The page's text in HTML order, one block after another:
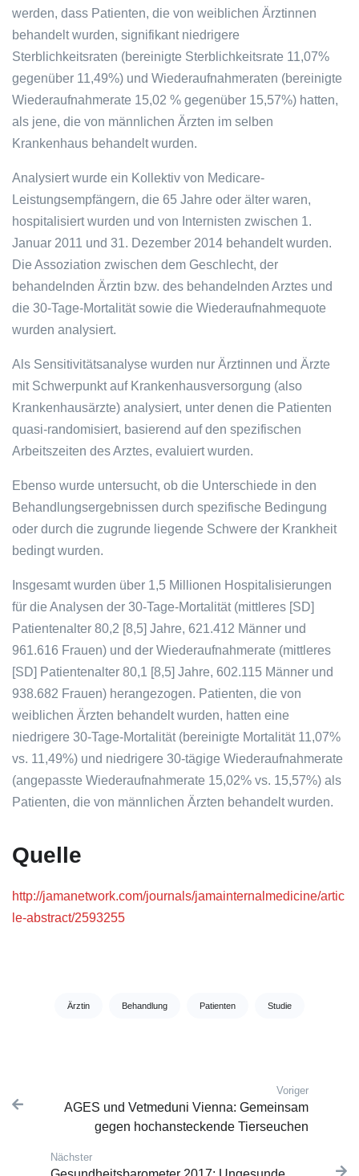
werden, dass Patienten, die von weiblichen Ärztinnen
behandelt wurden, signifikant niedrigere
Sterblichkeitsraten (bereinigte Sterblichkeitsrate 11,07%
gegenüber 11,49%) und Wiederaufnahmeraten (bereinigte
Wiederaufnahmerate 15,02 % gegenüber 15,57%) hatten,
als jene, die von männlichen Ärzten im selben
Krankenhaus behandelt wurden.
Analysiert wurde ein Kollektiv von Medicare-
Leistungsempfängern, die 65 Jahre oder älter waren,
hospitalisiert wurden und von Internisten zwischen 1.
Januar 2011 und 31. Dezember 2014 behandelt wurden.
Die Assoziation zwischen dem Geschlecht, der
behandelnden Ärztin bzw. des behandelnden Arztes und
die 30-Tage-Mortalität sowie die Wiederaufnahmequote
wurden analysiert.
Als Sensitivitätsanalyse wurden nur Ärztinnen und Ärzte
mit Schwerpunkt auf Krankenhausversorgung (also
Krankenhausärzte) analysiert, unter denen die Patienten
quasi-randomisiert, basierend auf den spezifischen
Arbeitszeiten des Arztes, evaluiert wurden.
Ebenso wurde untersucht, ob die Unterschiede in den
Behandlungsergebnissen durch spezifische Bedingung
oder durch die zugrunde liegende Schwere der Krankheit
bedingt wurden.
Insgesamt wurden über 1,5 Millionen Hospitalisierungen
für die Analysen der 30-Tage-Mortalität (mittleres [SD]
Patientenalter 80,2 [8,5] Jahre, 621.412 Männer und
961.616 Frauen) und der Wiederaufnahmerate (mittleres
[SD] Patientenalter 80,1 [8,5] Jahre, 602.115 Männer und
938.682 Frauen) herangezogen. Patienten, die von
weiblichen Ärzten behandelt wurden, hatten eine
niedrigere 30-Tage-Mortalität (bereinigte Mortalität 11,07%
vs. 11,49%) und niedrigere 30-tägige Wiederaufnahmerate
(angepasste Wiederaufnahmerate 15,02% vs. 15,57%) als
Patienten, die von männlichen Ärzten behandelt wurden.
Quelle
http://jamanetwork.com/journals/jamainternalmedicine/artic
le-abstract/2593255
Ärztin Behandlung Patienten Studie
Post navigation Voriger
AGES und Vetmeduni Vienna: Gemeinsam
gegen hochansteckende Tierseuchen
Nächster